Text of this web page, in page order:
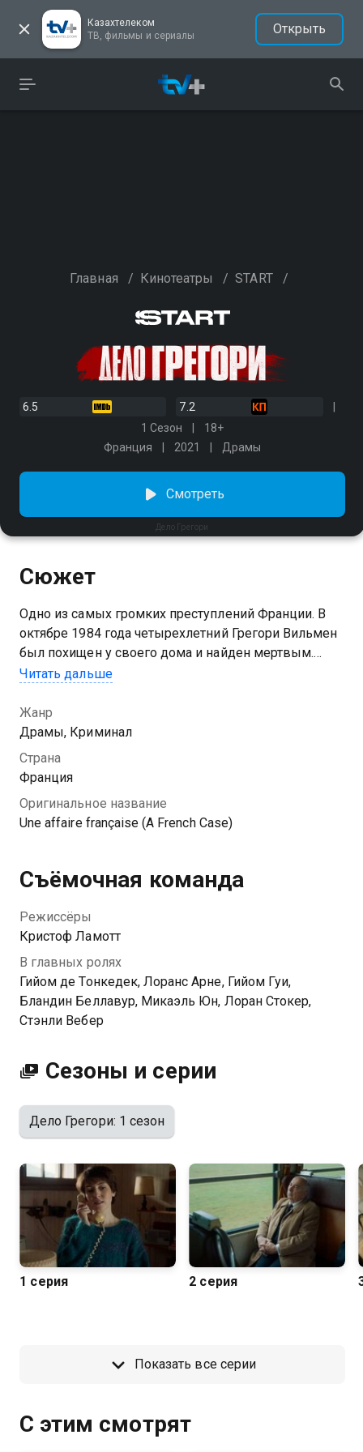
Казахтелеком
ТВ, фильмы и сериалы
Открыть
Главная / Кинотеатры / START /
6.5
7.2
1 Сезон
18+
Франция
2021 Драмы
Дело Грегори
Смотреть
Сюжет
Одно из самых громких преступлений Франции. В
октябре 1984 года четырехлетний Грегори Вильмен
был похищен у своего дома и найден мертвым.
Поиск подозреваемых обернулся настоящим
вскрывшим темные секреты «клана ненависти».
Сельская драма тесно переплела судьбы
полицейских, судей, журналистов и жертв этой
истории. Никто из них не догадывался, что точка в
деле Грегори так и не будет поставлена.
Читать дальше
Жанр
Драмы, Криминал
Страна
Франция
Оригинальное название
Une affaire française (A French Case)
Съёмочная команда
Режиссёры
Кристоф Ламотт
В главных ролях
Гийом де Тонкедек, Лоранс Арне, Гийом Гуи,
Бландин Беллавур, Микаэль Юн, Лоран Стокер,
Стэнли Вебер
Сезоны и серии
Дело Грегори: 1 сезон
1 серия 2 серия
Показать все серии
С этим смотрят